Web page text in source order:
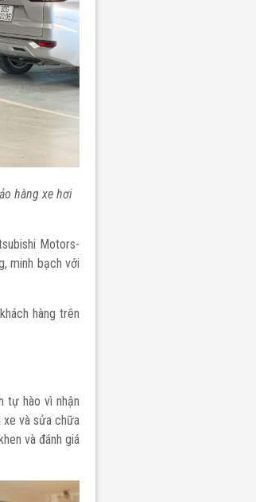
hàng xe hơi
Motors-
minh bạch với
hàng trên
tự hào vì nhận
xe và sửa chữa
và đánh giá